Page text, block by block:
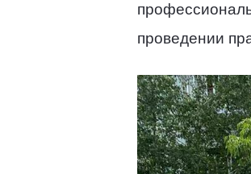
проведении